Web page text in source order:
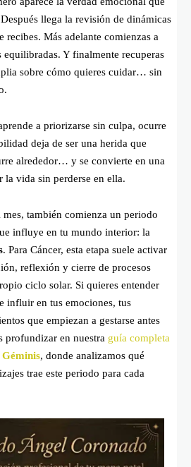
llega la revisión de dinámicas
recibes. Más adelante comienzas a
equilibradas. Y finalmente recuperas
sobre cómo quieres cuidar… sin
a priorizarse sin culpa, ocurre
deja de ser una herida que
alrededor… y se convierte en una
la vida sin perderse en ella.
también comienza un periodo
influye en tu mundo interior: la
. Para Cáncer, esta etapa suele activar
reflexión y cierre de procesos
ciclo solar. Si quieres entender
influir en tus emociones, tus
que empiezan a gestarse antes
profundizar en nuestra guía completa
, donde analizamos qué
trae este periodo para cada